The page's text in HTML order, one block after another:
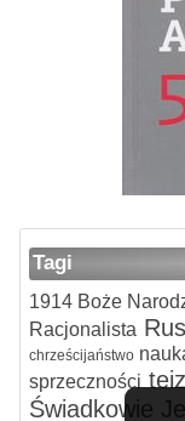
Tagi
1914Boże
Racjonalista
chrześcijaństwo
sprzeczności
Świadkowie